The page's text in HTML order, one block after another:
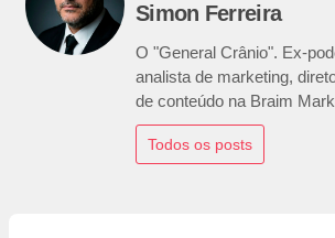
Simon Ferreira
O "General Crânio". Ex-
analista de marketing,
de conteúdo na Braim
Todos os posts